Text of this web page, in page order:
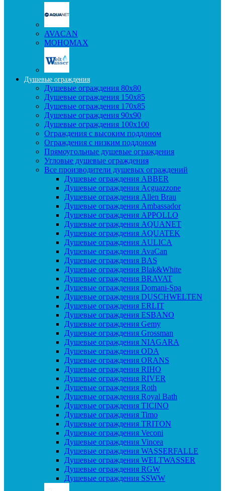
AVACAN
МОНОМАХ
Душевые ограждения
Душевые ограждения 80x80
Душевые ограждения 150x85
Душевые ограждения 170x85
Душевые ограждения 90x90
Душевые ограждения 100x100
Ограждения с высоким поддоном
Ограждения с низким поддоном
Прямоугольные душевые ограждения
Угловые душевые ограждения
Все производители душевых ограждений
Душевые ограждения ABBER
Душевые ограждения Acguazzone
Душевые ограждения Allen Brau
Душевые ограждения Ambassador
Душевые ограждения APPOLLO
Душевые ограждения AQUANET
Душевые ограждения AQUATEK
Душевые ограждения AULICA
Душевые ограждения AvaCan
Душевые ограждения BAS
Душевые ограждения Blak&White
Душевые ограждения BRAVAT
Душевые ограждения Domani-Spa
Душевые ограждения DUSCHWELTEN
Душевые ограждения ERLIT
Душевые ограждения ESBANO
Душевые ограждения Gemy
Душевые ограждения Grossman
Душевые ограждения NIAGARA
Душевые ограждения ODA
Душевые ограждения ORANS
Душевые ограждения RIHO
Душевые ограждения RIVER
Душевые ограждения Roth
Душевые ограждения Royal Bath
Душевые ограждения TICINO
Душевые ограждения Timo
Душевые ограждения TRITON
Душевые ограждения Veconi
Душевые ограждения Vincea
Душевые ограждения WASSERFALLE
Душевые ограждения WELTWASSER
Душевые ограждения RGW
Душевые ограждения SSWW